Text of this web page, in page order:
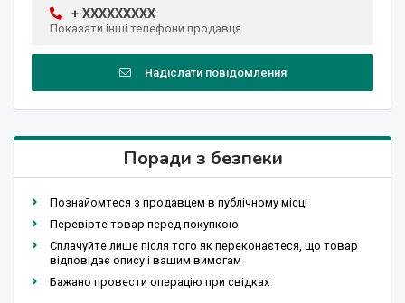
+ XXXXXXXXX
Показати інші телефони продавця
Надіслати повідомлення
Поради з безпеки
Познайомтеся з продавцем в публічному місці
Перевірте товар перед покупкою
Сплачуйте лише після того як переконаєтеся, що товар
відповідає опису і вашим вимогам
Бажано провести операцію при свідках